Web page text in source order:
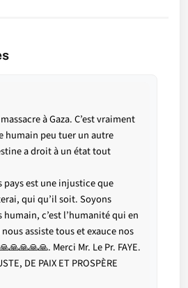
à Gaza. C’est vraiment
humain peu tuer un autre
a droit à un état tout
pays est une injustice que
qui qu’il soit. Soyons
c’est l’humanité qui en
assiste tous et exauce nos
Merci Mr. Le Pr. FAYE.
DE PAIX ET PROSPÈRE